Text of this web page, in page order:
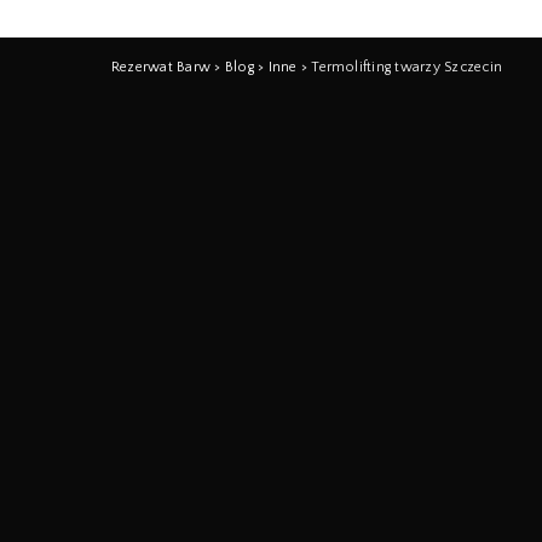
Rezerwat Barw > Blog> Inne >Termolifting twarzy Szczecin